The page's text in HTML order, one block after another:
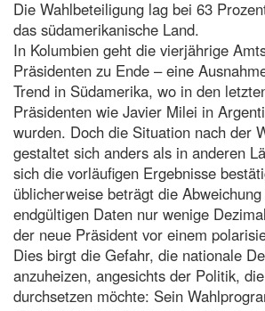
Die Wahlbeteiligung lag bei 63
das südamerikanische Land.
In Kolumbien geht die vierjährige
Präsidenten zu Ende – eine
Trend in Südamerika, wo in den
Präsidenten wie Javier Milei in
wurden. Doch die Situation nach der
gestaltet sich anders als in anderen
sich die vorläufigen Ergebnisse
üblicherweise beträgt die
endgültigen Daten nur wenige
der neue Präsident vor einem
Dies birgt die Gefahr, die nationale
anzuheizen, angesichts der Politik,
durchsetzen möchte: Sein